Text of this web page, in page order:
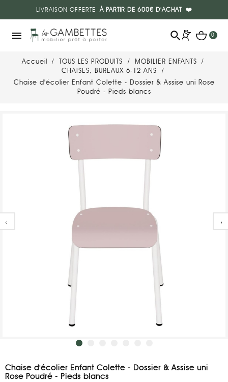
LIVRAISON OFFERTEÀ PARTIR DE 600€ D'ACHAT ❤️
menu search 0
Accueil TOUS LES PRODUITS
MOBILIER ENFANTS
CHAISES, BUREAUX 6-12 ANS
Chaise d'écolier Enfant Colette - Dossier & Assise uni Rose
Poudré - Pieds blancs
‹ ›
Chaise d'écolier Enfant Colette - Dossier & Assise uni
Rose Poudré - Pieds blancs